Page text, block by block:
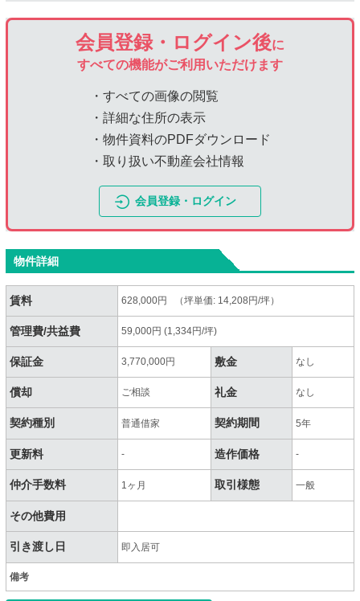
会員登録・ログイン後に
すべての機能がご利用いただけます
・すべての画像の閲覧
・詳細な住所の表示
・物件資料のPDFダウンロード
・取り扱い不動産会社情報
会員登録・ログイン
物件詳細
賃料 628,000円 （坪単価: 14,208円/坪）
管理費/共益費 59,000円 (1,334円/坪)
保証金 3,770,000円 敷金 なし
償却 ご相談 礼金 なし
契約種別 普通借家 契約期間 5年
更新料 - 造作価格 -
仲介手数料 1ヶ月 取引様態 一般
その他費用
引き渡し日 即入居可
備考